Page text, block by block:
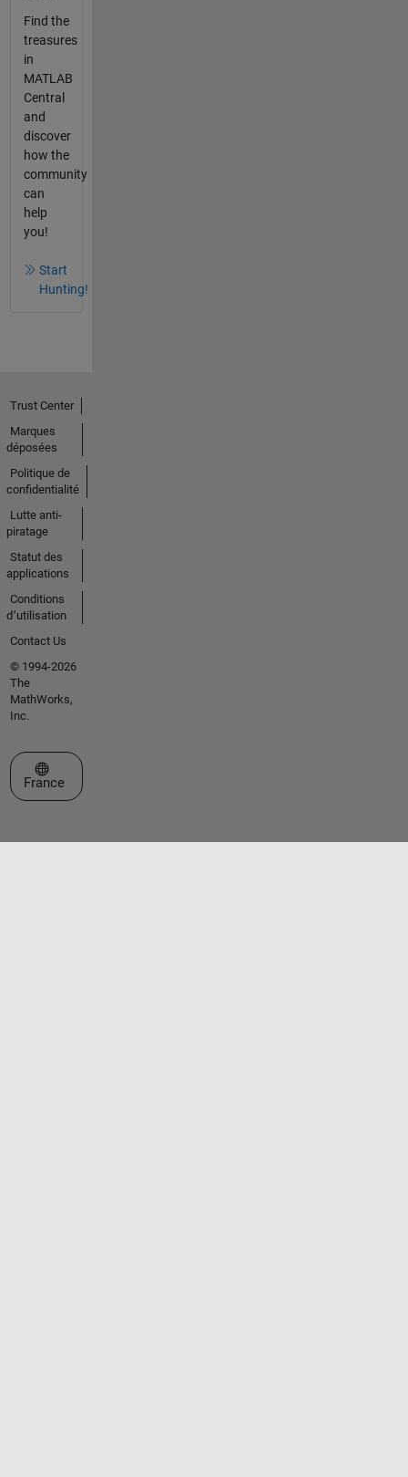
Find the
treasures
in
MATLAB
Central
and
discover
how the
community
can
help
you!
Start
Hunting!
Trust Center
Marques
déposées
Politique de
confidentialité
Lutte anti-
piratage
Statut des
applications
Conditions
d՚utilisation
Contact Us
© 1994-2026
The
MathWorks,
Inc.
Sélectionner un site web
France